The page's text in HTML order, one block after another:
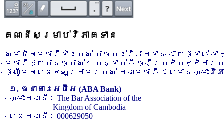
គណនីសម្រាប់វិភាគទាន
សមាជិកមេធាវីទាំងអស់ អាចបង់វិភាគទាន ដោយផ្ទាល់
មេធាវីឲ្យបានច្បាស់។ បន្ទាប់ពី ធ្វើប្រតិបត្តិកា
ផ្ញើមកលេខតេឡេក្រាមរបស់ គណៈមេធាវី ដែលមានឈ្មោះ វិភ
១. ធនាគារអេប៊ីអេ (ABA Bank)
ឈ្មោះគណនី ៖ The Bar Association of the
Kingdom of Cambodia
លេខគណនី ៖ 000629050